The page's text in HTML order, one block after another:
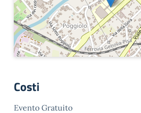
Costi
Evento Gratuito